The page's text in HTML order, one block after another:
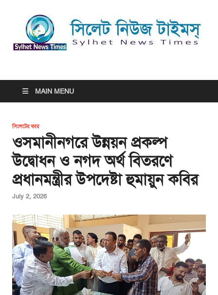
সিলেট নিউজ টাইমস্ | Sylhet
News Times
MAIN MENU
সিলেটের খবর
ওসমানীনগরে উন্নয়ন প্রকল্প
উদ্বোধন ও নগদ অর্থ বিতরণে
প্রধানমন্ত্রীর উপদেষ্টা হুমায়ুন কবির
July 2, 2026